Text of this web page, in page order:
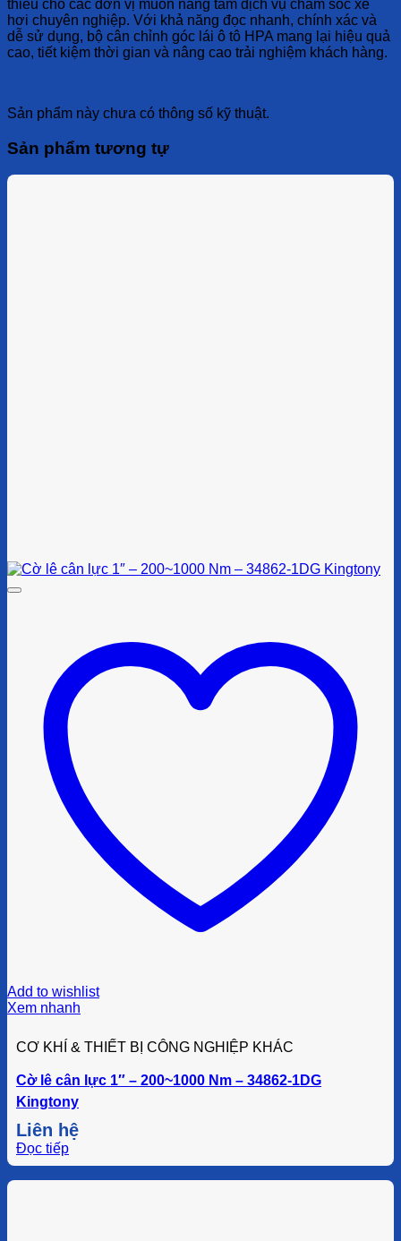
thiếu cho các đơn vị muốn nâng tầm dịch vụ chăm sóc xe
hơi chuyên nghiệp. Với khả năng đọc nhanh, chính xác và
dễ sử dụng, bộ cân chỉnh góc lái ô tô HPA mang lại hiệu quả
cao, tiết kiệm thời gian và nâng cao trải nghiệm khách hàng.
Sản phẩm này chưa có thông số kỹ thuật.
Sản phẩm tương tự
Add to wishlist
Xem nhanh
CƠ KHÍ & THIẾT BỊ CÔNG NGHIỆP KHÁC
Cờ lê cân lực 1″ – 200~1000 Nm – 34862-1DG
Kingtony
Liên hệ
Đọc tiếp